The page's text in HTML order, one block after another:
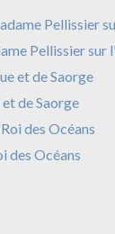
Pellissier sur
de Saorge
des Océans